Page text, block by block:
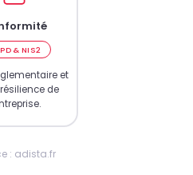
& NIS2
et
de
: adista.fr